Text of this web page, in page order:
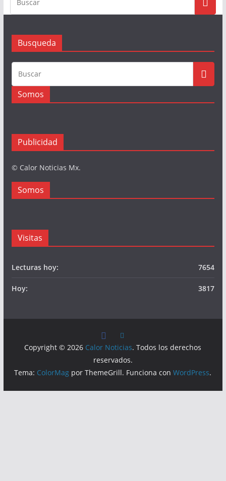
Busqueda
Somos
Publicidad
© Calor Noticias Mx.
Somos
Visitas
7654
Lecturas hoy:
3817
Hoy:
Copyright © 2026 Calor Noticias. Todos los derechos
reservados.
Tema: ColorMag por ThemeGrill. Funciona conWordPress.